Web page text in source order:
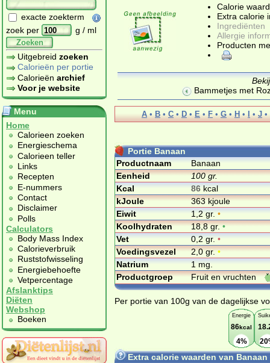
exacte zoekterm
zoek per
g / ml
Zoeken
Uitgebreid zoeken
Calorieën per portie
Calorieën archief
Voor je website
Menu
Home
Calorieen zoeken
Energieschema
Calorieen teller
Links
Recepten
E-nummers
Contact
Disclaimer
Polls
Calculators
Body Mass Index
Calorieverbruik
Ruststofwisseling
Energiebehoefte
Vetpercentage
Afslanktips
Diëten
Webshop
Boeken
Calorie
Extra calorie
Ingrediënten
Allergie
Producten
Bammetjes met
A • B • C • D • E • F • G • H • I • J •
Portie Banaan
Productnaam
Banaan
Eenheid
100 gr.
Kcal
86 kcal
kJoule
363 kjoule
Eiwit
1,2 gr. •
Koolhydraten
18,8 gr.•
Vet
0,2 gr. •
Voedingsvezel
2,0 gr.•
Natrium
1 mg.
Productgroep
Fruit en vruchten
Per portie van 100g van de dagelijkse
Energie
86kcal
4%
Extra calorie waarden van Banaan